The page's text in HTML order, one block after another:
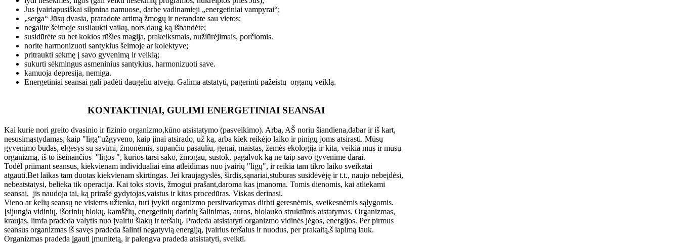
Jus įvairiapusiškai silpnina namuose, darbe vadinamieji „energetiniai vampyrai“;
„serga“ Jūsų dvasia, praradote artimą žmogų ir nerandate sau vietos;
negalite šeimoje susilaukti vaikų, nors daug ką išbandėte;
susidūrėte su bet kokios rūšies magija, prakeiksmais, nužiūrėjimais, porčiomis.
norite harmonizuoti santykius šeimoje ar kolektyve;
pritraukti sėkmę į savo gyvenimą ir veiklą;
sukurti sėkmingus asmeninius santykius, harmonizuoti save.
kamuoja depresija, nemiga.
Energetiniai seansai gali padėti daugeliu atvejų. Galima atstatyti, pagerinti pažeistų organų veiklą.
KONTAKTINIAI, GULIMI ENERGETINIAI SEANSAI
Kai kurie nori greito dvasinio ir fizinio organizmo,kūno atsistatymo (pasveikimo). Arba, AŠ noriu šiandiena,dabar ir iš kart,
nesusimąstydamas, kaip "ligą"užgyveno, kaip jinai atsirado, už ką, arba kiek reikėjo laiko ir pinigų joms atsirasti. Mūsų
gyvenimo būdas, elgesys su savimi, žmonėmis, supančiu pasauliu, genai, maistas, žemės ekologija ir kita, veikia mus ir mūsų
organizmą, iš to išeinančios "ligos ", kurios tarsi sako, žmogau, sustok, pagalvok ką ne taip savo gyvenime darai.
Todėl priimant seansus, kiekvienam individualiai eina atleidimas nuo įvairių "ligų", ir reikia tam tikro laiko sveikatai
atgauti.Bet laikas tam duotas kiekvienam skirtingas. Jei kraujagyslės, širdis,sąnariai,stuburas susidėvėję ir t.t., naujo nebeįdėsi,
nebeatstatysi, belieka tik operacija. Kai toks stovis, žmogui prašant,daroma kas įmanoma. Tomis dienomis, kai atliekami
seansai, jis naudoja tai, ką prirašė gydytojas,vaistus ir kitas procedūras. Viskas derinasi.
Vieno ar kelių seansų ne visiems užtenka, turi įvykti organizmo persitvarkymas dirbti geresnėmis, sveikesnėmis sąlygomis.
Įsijungia vidinių, išorinių blokų, kamščių, energetinių darinių šalinimas, auros, biolauko struktūros atstatymas. Organizmas,
kraujas, limfa pradeda valytis nuo įvairiu šlakų ir teršalų. Pradeda atsistatyti organizmo vidinės jėgos, energijos. Per pirmus
seansus organizmas iš savęs pradeda šalinti negatyvią energiją, įvairius teršalus ir nuodus, per prakaitą,š lapimą lauk.
Organizmas pradeda įgauti įmunitetą, ir palengva pradeda atsistatyti, sveikti.